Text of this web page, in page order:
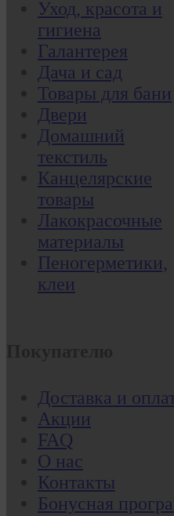
Уход, красота и
гигиена
Галантерея
Дача и сад
Товары для бани
Двери
Домашний
текстиль
Канцелярские
товары
Лакокрасочные
материалы
Пеногерметики,
клеи
Доставка и
Акции
FAQ
О нас
Контакты
Бонусная